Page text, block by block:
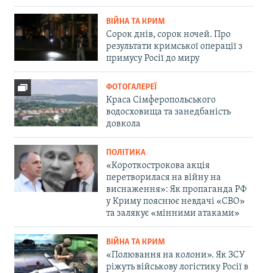
ВІЙНА ТА КРИМ
Сорок днів, сорок ночей. Про
результати кримської операції з
примусу Росії до миру
ФОТОГАЛЕРЕЇ
Краса Сімферопольського
водосховища та занедбаність
довкола
ПОЛІТИКА
«Короткострокова акція
перетворилася на війну на
виснаження»: Як пропаганда РФ
у Криму пояснює невдачі «СВО»
та залякує «мінними атаками»
ВІЙНА ТА КРИМ
«Полювання на колони». Як ЗСУ
ріжуть військову логістику Росії в